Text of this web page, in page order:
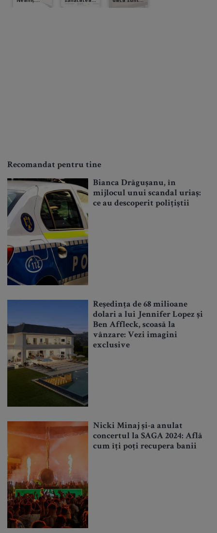
Recomandat pentru tine
Bianca Drăgușanu, în
mijlocul unui scandal uriaș:
ce au descoperit polițiștii
Reședința de 68 milioane
dolari a lui Jennifer Lopez și
Ben Affleck, scoasă la
vânzare: Vezi imagini
exclusive
Nicki Minaj și-a anulat
concertul la SAGA 2024: Află
cum îți poți recupera banii